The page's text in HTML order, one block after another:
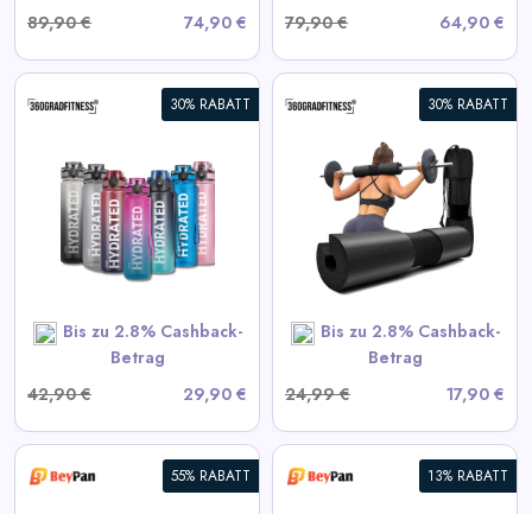
89,90 €
74,90 €
79,90 €
64,90 €
30% RABATT
Bis zu 2.8% Cashback-
Betrag
42,90 €
29,90 €
30% RABATT
Bis zu 2.8% Cashback-
Betrag
24,99 €
17,90 €
360° Langhantel-Polster
View All 360GradFitness
Deals
SHOP NOW
55% RABATT 13% RABATT